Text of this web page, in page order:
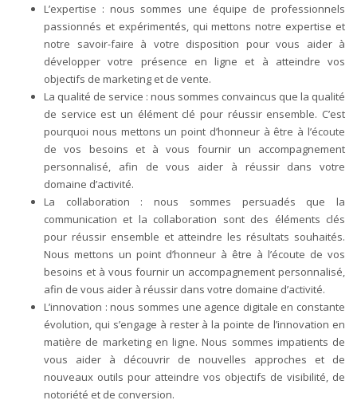
L’expertise : nous sommes une équipe de professionnels
passionnés et expérimentés, qui mettons notre expertise et
notre savoir-faire à votre disposition pour vous aider à
développer votre présence en ligne et à atteindre vos
objectifs de marketing et de vente.
La qualité de service : nous sommes convaincus que la qualité
de service est un élément clé pour réussir ensemble. C’est
pourquoi nous mettons un point d’honneur à être à l’écoute
de vos besoins et à vous fournir un accompagnement
personnalisé, afin de vous aider à réussir dans votre
domaine d’activité.
La collaboration : nous sommes persuadés que la
communication et la collaboration sont des éléments clés
pour réussir ensemble et atteindre les résultats souhaités.
Nous mettons un point d’honneur à être à l’écoute de vos
besoins et à vous fournir un accompagnement personnalisé,
afin de vous aider à réussir dans votre domaine d’activité.
L’innovation : nous sommes une agence digitale en constante
évolution, qui s’engage à rester à la pointe de l’innovation en
matière de marketing en ligne. Nous sommes impatients de
vous aider à découvrir de nouvelles approches et de
nouveaux outils pour atteindre vos objectifs de visibilité, de
notoriété et de conversion.